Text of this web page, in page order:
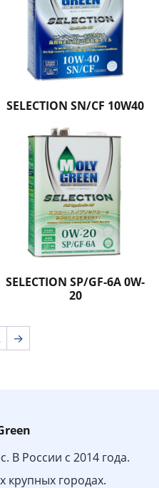
SELECTION SN/CF 10W40
SELECTION SP/GF-6A 0W-
20
→
В России с 2014 года.
крупных городах.